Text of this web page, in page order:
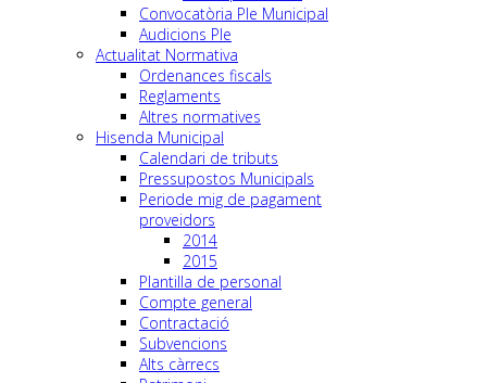
Convocatòria Ple Municipal
Audicions Ple
Actualitat Normativa
Ordenances fiscals
Reglaments
Altres normatives
Hisenda Municipal
Calendari de tributs
Pressupostos Municipals
Periode mig de pagament
proveidors
2014
2015
Plantilla de personal
Compte general
Contractació
Subvencions
Alts càrrecs